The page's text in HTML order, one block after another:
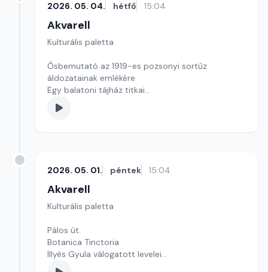
2026. 05. 04. hétfő 15:04
Akvarell
Kulturális paletta
Ősbemutató az 1919-es pozsonyi sortűz
áldozatainak emlékére
Egy balatoni tájház titkai
Kultúrmorzsa
2026. 05. 01. péntek 15:04
Akvarell
Kulturális paletta
Pálos út.
Botanica Tinctoria
Illyés Gyula válogatott levelei
Szerkesztő: Gyarmathy Dóra